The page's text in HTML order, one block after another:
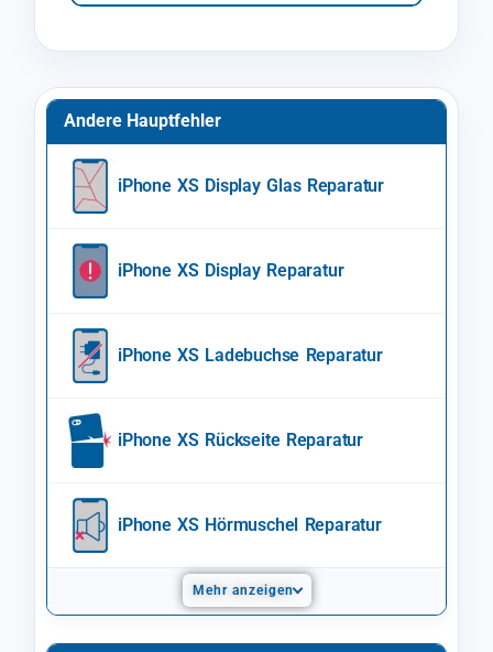
Andere Hauptfehler
iPhone XS Display Glas Reparatur
iPhone XS Display Reparatur
iPhone XS Ladebuchse Reparatur
iPhone XS Rückseite Reparatur
iPhone XS Hörmuschel Reparatur
Mehr anzeigen